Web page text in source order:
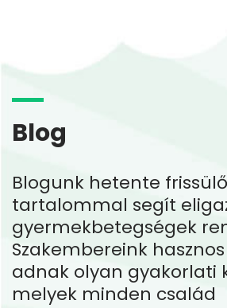
Blog
Blogunk hetente frissülő
tartalommal segít
gyermekbetegségek
Szakembereink
adnak olyan gyakorlati
melyek minden család